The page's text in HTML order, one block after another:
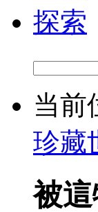
探索
当前
珍藏
被